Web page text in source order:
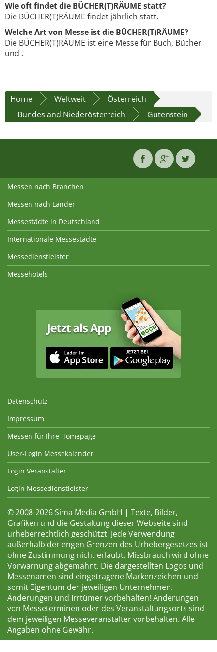
Wie oft findet die BÜCHER(T)RÄUME statt?
Die BÜCHER(T)RÄUME findet jährlich statt.
Welche Art von Messe ist die BÜCHER(T)RÄUME?
Die BÜCHER(T)RÄUME ist eine Messe für Buch, Bücher
und .
Home Weltweit
Österreich
Bundesland Niederösterreich
Gutenstein
Messen nach Branchen
Messen nach Länder
Messestädte in Deutschland
Internationale Messestädte
Messedienstleister
Messehotels
Datenschutz
Impressum
Messen für Ihre Homepage
User-Login Messekalender
Login Veranstalter
Login Messedienstleister
© 2008-2026 Sima Media GmbH | Texte, Bilder,
Grafiken und die Gestaltung dieser Webseite sind
urheberrechtlich geschützt. Jede Verwendung
außerhalb der engen Grenzen des Urhebergesetzes ist
ohne Zustimmung nicht erlaubt. Missbrauch wird ohne
Vorwarnung abgemahnt. Die dargestellten Logos und
Messenamen sind eingetragene Markenzeichen und
somit Eigentum der jeweiligen Unternehmen.
Änderungen und Irrtümer vorbehalten! Änderungen
von Messeterminen oder des Veranstaltungsorts sind
dem jeweiligen Messeveranstalter vorbehalten. Alle
Angaben ohne Gewähr.